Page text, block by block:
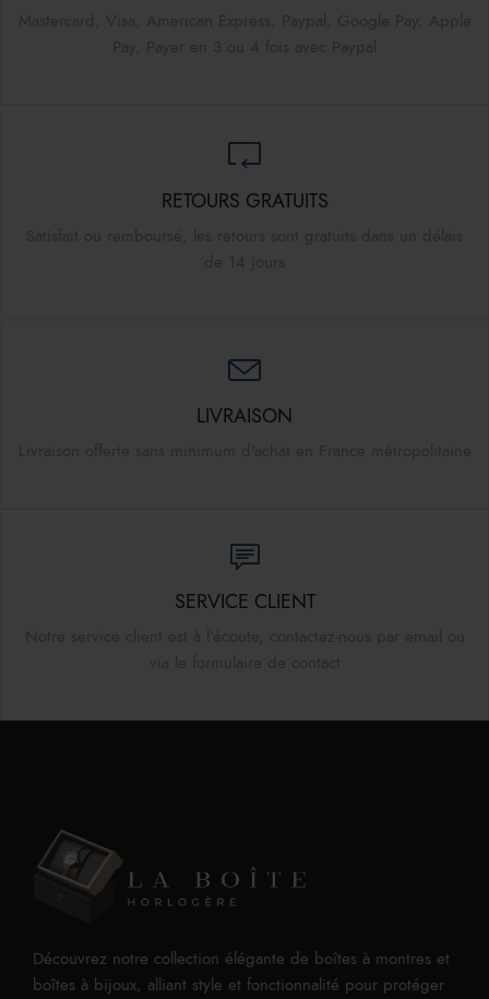
RETOURS GRATUITS
LIVRAISON
SERVICE CLIENT
Découvrez notre collection élégante de boîtes à montres et
boîtes à bijoux, alliant style et fonctionnalité pour protéger